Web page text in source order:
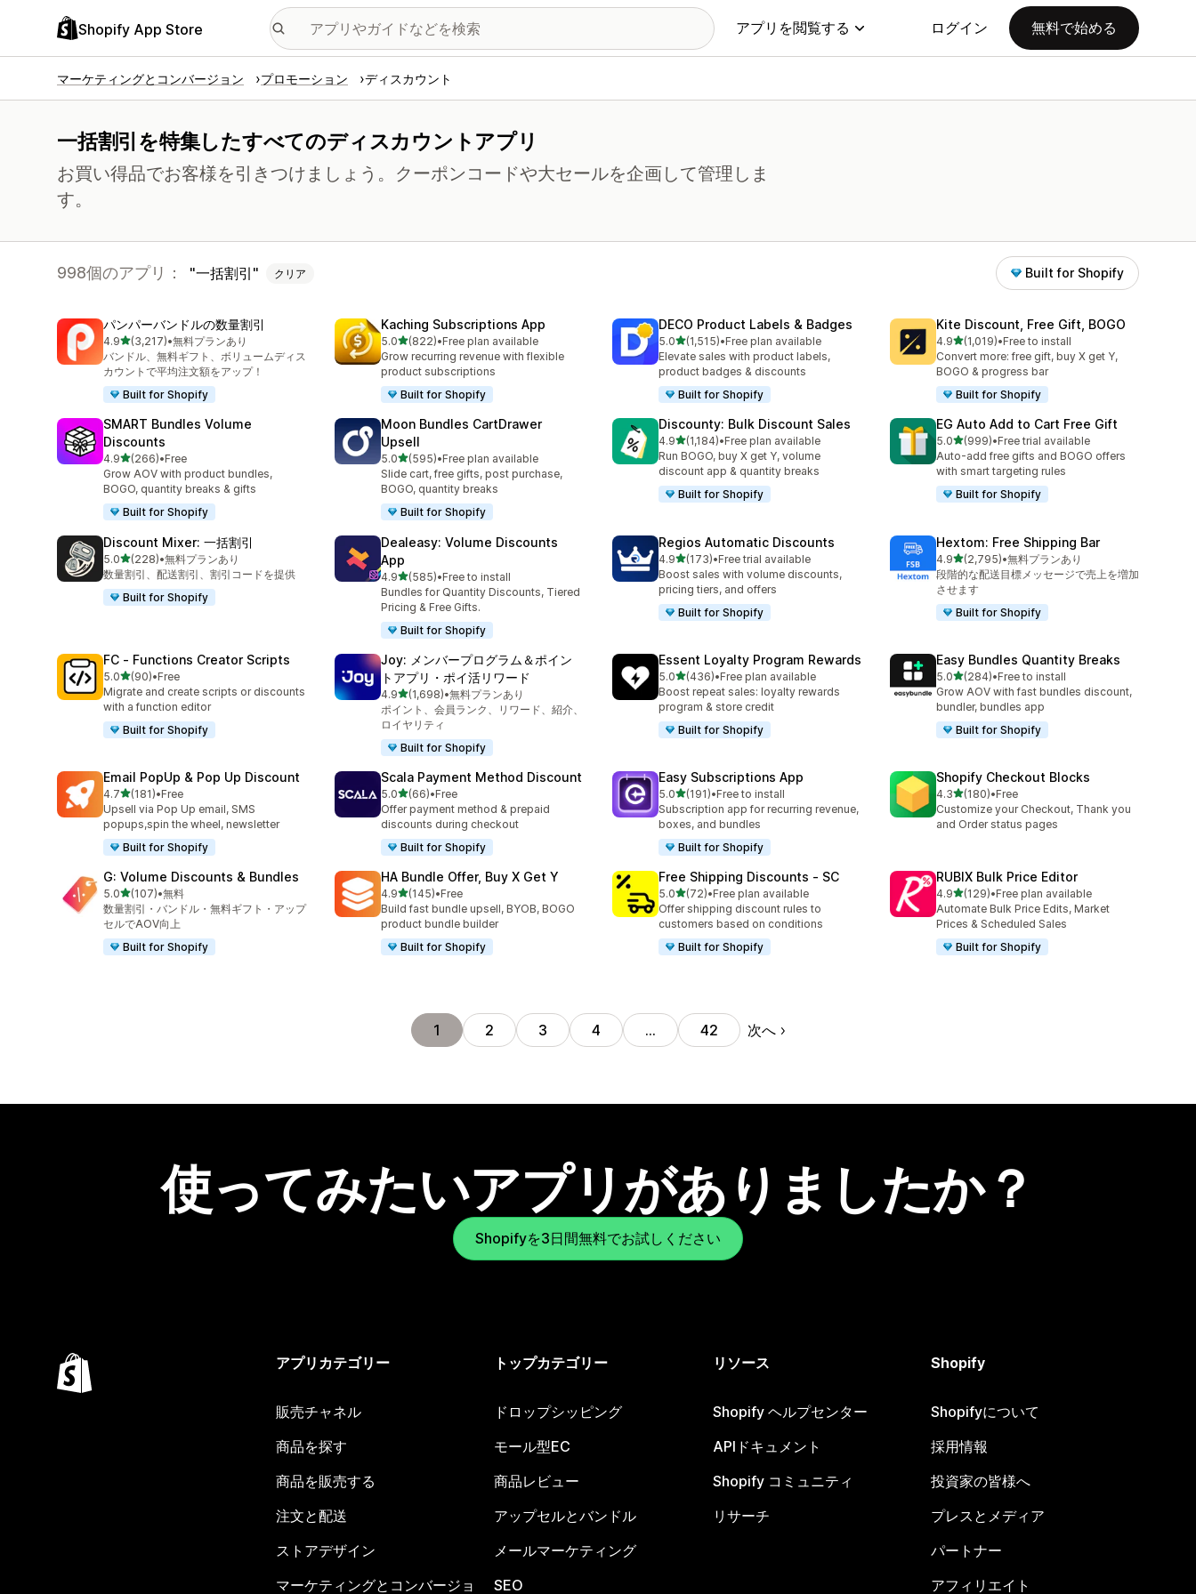
Shopify App Store アプリを閲覧する ログイン 無料で始める
マーケティングとコンバージョン プロモーション ディスカウント
一括割引を特集したすべてのディスカウントアプリ
お買い得品でお客様を引きつけましょう。クーポンコードや大セールを企画して管理しま
す。
998個のアプリ： 一括割引 クリア Built for Shopify
パンパーバンドルの数量割引
4.95つ星中
(3,217)
合計レビュー数：3217件
•無料プランあり
バンドル、無料ギフト、ボリュームディス
カウントで平均注文額をアップ！
Built for Shopify
Kaching Subscriptions App
5.05つ星中
(822)
合計レビュー数：822件
•Free plan available
Grow recurring revenue with flexible
product subscriptions
Built for Shopify
DECO Product Labels & Badges
5.05つ星中
(1,515)
合計レビュー数：1515件
•Free plan available
Elevate sales with product labels,
product badges & discounts
Built for Shopify
Kite Discount, Free Gift, BOGO
4.95つ星中
(1,019)
合計レビュー数：1019件
•Free to install
Convert more: free gift, buy X get Y,
BOGO & progress bar
Built for Shopify
SMART Bundles Volume
Discounts
4.95つ星中
(266)
合計レビュー数：266件
•Free
Grow AOV with product bundles,
BOGO, quantity breaks & gifts
Built for Shopify
Moon Bundles CartDrawer
Upsell
5.05つ星中
(595)
合計レビュー数：595件
•Free plan available
Slide cart, free gifts, post purchase,
BOGO, quantity breaks
Built for Shopify
Discounty: Bulk Discount Sales
4.95つ星中
(1,184)
合計レビュー数：1184件
•Free plan available
Run BOGO, buy X get Y, volume
discount app & quantity breaks
Built for Shopify
EG Auto Add to Cart Free Gift
5.05つ星中
(999)
合計レビュー数：999件
•Free trial available
Auto-add free gifts and BOGO offers
with smart targeting rules
Built for Shopify
Discount Mixer: 一括割引
5.05つ星中
(228)
合計レビュー数：228件
•無料プランあり
数量割引、配送割引、割引コードを提供
Built for Shopify
Dealeasy: Volume Discounts
App
4.95つ星中
(585)
合計レビュー数：585件
•Free to install
Bundles for Quantity Discounts, Tiered
Pricing & Free Gifts.
Built for Shopify
Regios Automatic Discounts
4.95つ星中
(173)
合計レビュー数：173件
•Free trial available
Boost sales with volume discounts,
pricing tiers, and offers
Built for Shopify
Hextom: Free Shipping Bar
4.95つ星中
(2,795)
合計レビュー数：2795件
•無料プランあり
段階的な配送目標メッセージで売上を増加
させます
Built for Shopify
FC ‑ Functions Creator Scripts
5.05つ星中
(90)
合計レビュー数：90件
•Free
Migrate and create scripts or discounts
with a function editor
Built for Shopify
Joy: メンバープログラム＆ポイン
トアプリ・ポイ活リワード
4.95つ星中
(1,698)
合計レビュー数：1698件
•無料プランあり
ポイント、会員ランク、リワード、紹介、
ロイヤリティ
Built for Shopify
Essent Loyalty Program Rewards
5.05つ星中
(436)
合計レビュー数：436件
•Free plan available
Boost repeat sales: loyalty rewards
program & store credit
Built for Shopify
Easy Bundles Quantity Breaks
5.05つ星中
(284)
合計レビュー数：284件
•Free to install
Grow AOV with fast bundles discount,
bundler, bundles app
Built for Shopify
Email PopUp & Pop Up Discount
4.75つ星中
(181)
合計レビュー数：181件
•Free
Upsell via Pop Up email, SMS
popups,spin the wheel, newsletter
Built for Shopify
Scala Payment Method Discount
5.05つ星中
(66)
合計レビュー数：66件
•Free
Offer payment method & prepaid
discounts during checkout
Built for Shopify
Easy Subscriptions App
5.05つ星中
(191)
合計レビュー数：191件
•Free to install
Subscription app for recurring revenue,
boxes, and bundles
Built for Shopify
Shopify Checkout Blocks
4.35つ星中
(180)
合計レビュー数：180件
•Free
Customize your Checkout, Thank you
and Order status pages
G: Volume Discounts & Bundles
5.05つ星中
(107)
合計レビュー数：107件
•無料
数量割引・バンドル・無料ギフト・アップ
セルでAOV向上
Built for Shopify
HA Bundle Offer, Buy X Get Y
4.95つ星中
(145)
合計レビュー数：145件
•Free
Build fast bundle upsell, BYOB, BOGO
product bundle builder
Built for Shopify
Free Shipping Discounts ‑ SC
5.05つ星中
(72)
合計レビュー数：72件
•Free plan available
Offer shipping discount rules to
customers based on conditions
Built for Shopify
RUBIX Bulk Price Editor
4.95つ星中
(129)
合計レビュー数：129件
•Free plan available
Automate Bulk Price Edits, Market
Prices & Scheduled Sales
Built for Shopify
1 2 3 4 … 42 次へ
使ってみたいアプリがありましたか？
Shopifyを3日間無料でお試しください
アプリカテゴリー
販売チャネル
商品を探す
商品を販売する
注文と配送
ストアデザイン
マーケティングとコンバージョ
トップカテゴリー
ドロップシッピング
モール型EC
商品レビュー
アップセルとバンドル
メールマーケティング
SEO
リソース
Shopify ヘルプセンター
APIドキュメント
Shopify コミュニティ
リサーチ
Shopify
Shopifyについて
採用情報
投資家の皆様へ
プレスとメディア
パートナー
アフィリエイト